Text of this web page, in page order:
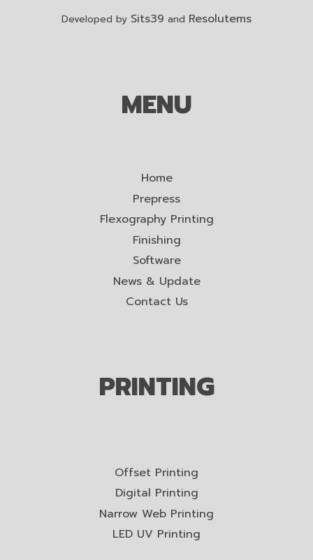
Developed by Sits39 and Resolutems
MENU
Home
Prepress
Flexography Printing
Finishing
Software
News & Update
Contact Us
PRINTING
Offset Printing
Digital Printing
Narrow Web Printing
LED UV Printing